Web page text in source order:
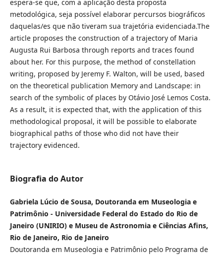
espera-se que, com a aplicação desta proposta
metodológica, seja possível elaborar percursos biográficos
daquelas/es que não tiveram sua trajetória evidenciada.The
article proposes the construction of a trajectory of Maria
Augusta Rui Barbosa through reports and traces found
about her. For this purpose, the method of constellation
writing, proposed by Jeremy F. Walton, will be used, based
on the theoretical publication Memory and Landscape: in
search of the symbolic of places by Otávio José Lemos Costa.
As a result, it is expected that, with the application of this
methodological proposal, it will be possible to elaborate
biographical paths of those who did not have their
trajectory evidenced.
Biografia do Autor
Gabriela Lúcio de Sousa, Doutoranda em Museologia e
Patrimônio - Universidade Federal do Estado do Rio de
Janeiro (UNIRIO) e Museu de Astronomia e Ciências Afins,
Rio de Janeiro, Rio de Janeiro
Doutoranda em Museologia e Patrimônio pelo Programa de